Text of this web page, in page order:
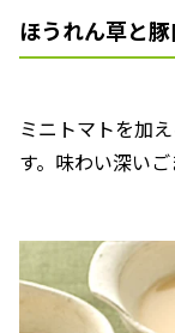
ほうれん草と
ミニトマトを加
す。味わい深い